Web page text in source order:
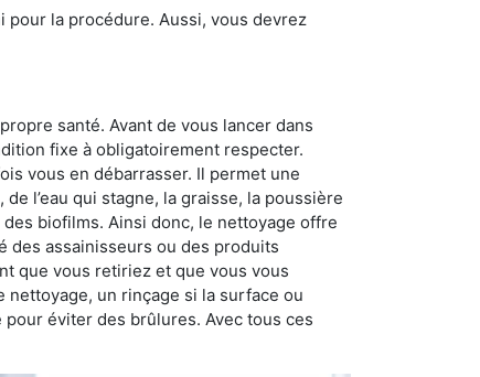
pour la procédure. Aussi, vous devrez
santé. Avant de vous lancer dans
fixe à obligatoirement respecter.
vous en débarrasser. Il permet une
l’eau qui stagne, la graisse, la poussière
biofilms. Ainsi donc, le nettoyage offre
des assainisseurs ou des produits
que vous retiriez et que vous vous
un rinçage si la surface ou
éviter des brûlures. Avec tous ces